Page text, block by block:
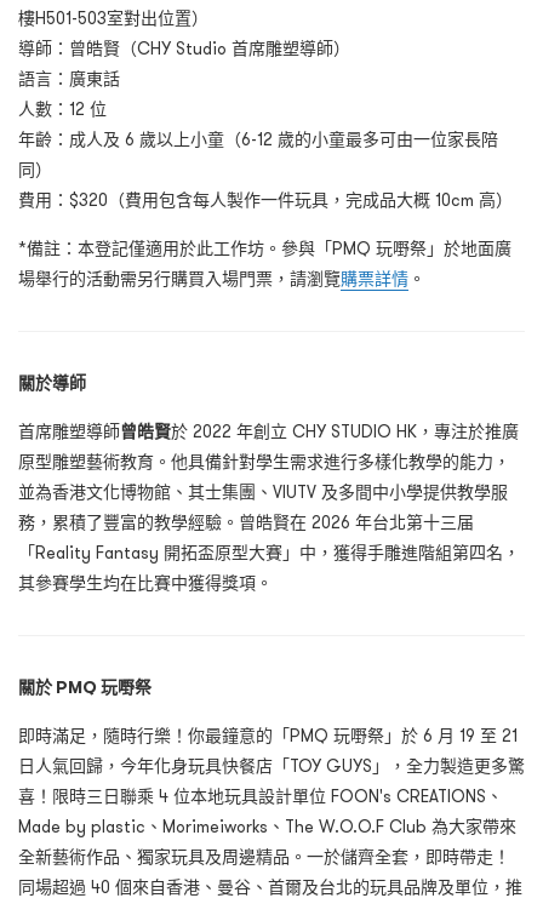
樓H501-503室對出位置）
導師：曾皓賢（CHY Studio 首席雕塑導師）
語言：廣東話
人數：12 位
年齡：成人及 6 歲以上小童（6-12 歲的小童最多可由一位家長陪
同）
費用：$320（費用包含每人製作一件玩具，完成品大概 10cm 高）
*備註：本登記僅適用於此工作坊。參與「PMQ 玩嘢祭」於地面廣
場舉行的活動需另行購買入場門票，請瀏覽購票詳情 。
關於導師
首席雕塑導師曾皓賢於 2022 年創立 CHY STUDIO HK，專注於推廣
原型雕塑藝術教育。他具備針對學生需求進行多樣化教學的能力，
並為香港文化博物館、其士集團、VIUTV 及多間中小學提供教學服
務，累積了豐富的教學經驗。曾皓賢在 2026 年台北第十三届
「Reality Fantasy 開拓盃原型大賽」中，獲得手雕進階組第四名，
其參賽學生均在比賽中獲得獎項。
關於 PMQ 玩嘢祭
即時滿足，隨時行樂！你最鐘意的「PMQ 玩嘢祭」於 6 月 19 至 21
日人氣回歸，今年化身玩具快餐店「TOY GUYS」，全力製造更多驚
喜！限時三日聯乘 4 位本地玩具設計單位 FOON's CREATIONS、
Made by plastic、Morimeiworks、The W.O.O.F Club 為大家帶來
全新藝術作品、獨家玩具及周邊精品。一於儲齊全套，即時帶走！
同場超過 40 個來自香港、曼谷、首爾及台北的玩具品牌及單位，推